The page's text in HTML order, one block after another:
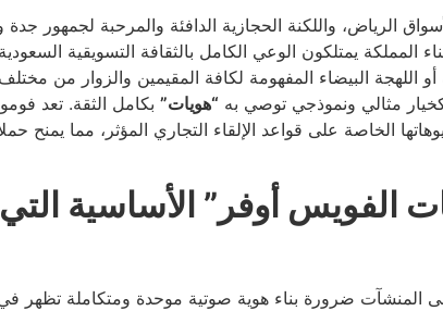
الرياض، واللكنة الحجازية الدافئة والمرحبة لجمهور جدة
المملكة يمتلكون الوعي الكامل بالثقافة التسويقية
أو اللهجة البيضاء المفهومة لكافة المقيمين والزوار من
مثالي ونموذجي توصي به “هويات” بكامل الثقة. تعد
الخاصة على قواعد الإلقاء التجاري المؤثر، مما يمنح
الفويس أوفر” الأساسية
المنشآت ضرورة بناء هوية صوتية موحدة ومتكاملة تظهر